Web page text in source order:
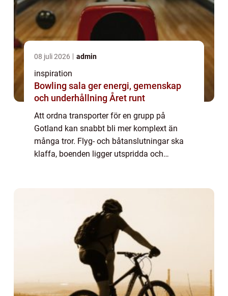
08 juli 2026 admin
inspiration
Bowling sala ger energi, gemenskap
och underhållning Året runt
Att ordna transporter för en grupp på
Gotland kan snabbt bli mer komplext än
många tror. Flyg- och båtanslutningar ska
klaffa, boenden ligger utspridda och